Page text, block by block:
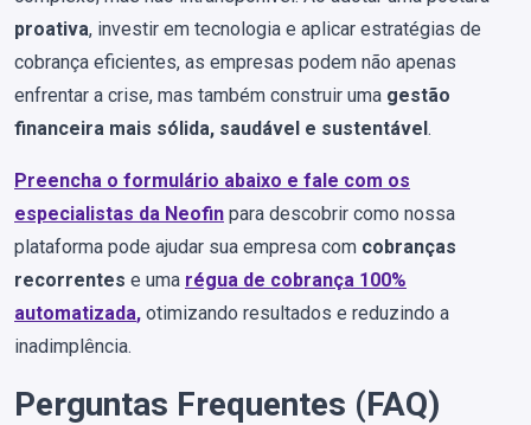
proativa, investir em tecnologia e aplicar estratégias de
cobrança eficientes, as empresas podem não apenas
enfrentar a crise, mas também construir uma gestão
financeira mais sólida, saudável e sustentável.
Preencha o formulário abaixo e fale com os
especialistas da Neofin para descobrir como nossa
plataforma pode ajudar sua empresa com cobranças
recorrentes e uma régua de cobrança 100%
automatizada, otimizando resultados e reduzindo a
inadimplência.
Perguntas Frequentes (FAQ)